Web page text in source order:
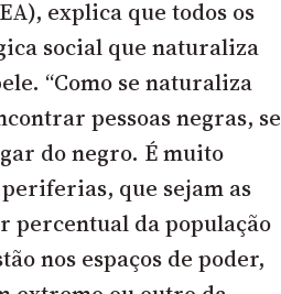
explica que todos os
social que naturaliza
“Como se naturaliza
pessoas negras, se
do negro. É muito
que sejam as
percentual da população
nos espaços de poder,